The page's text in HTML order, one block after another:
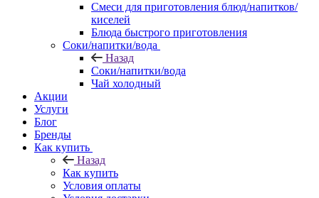
Смеси для приготовления блюд/напитков/
киселей
Блюда быстрого приготовления
Соки/напитки/вода
Назад
Соки/напитки/вода
Чай холодный
Акции
Услуги
Блог
Бренды
Как купить
Назад
Как купить
Условия оплаты